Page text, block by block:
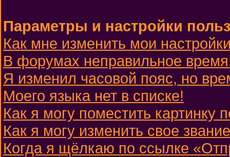
Параметры и настройки
Как мне изменить мои
В форумах неправильное
Я изменил часовой пояс, но
Моего языка нет в списке!
Как я могу поместить картинку
Как я могу изменить свое
Когда я щёлкаю по ссылке